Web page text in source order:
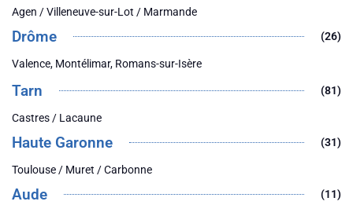
Agen / Villeneuve-sur-Lot / Marmande
Drôme (26)
Valence, Montélimar, Romans-sur-Isère
Tarn (81)
Castres / Lacaune
Haute Garonne (31)
Toulouse / Muret / Carbonne
Aude (11)